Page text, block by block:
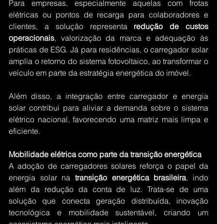
Para empresas, especialmente aquelas com frotas
elétricas ou pontos de recarga para colaboradores e
clientes, a solução representa redução de custos
operacionais, valorização da marca e adequação às
práticas de ESG. Já para residências, o carregador solar
amplia o retorno do sistema fotovoltaico, ao transformar o
veículo em parte da estratégia energética do imóvel.
Além disso, a integração entre carregador e energia
solar contribui para aliviar a demanda sobre o sistema
elétrico nacional, favorecendo uma matriz mais limpa e
eficiente.
Mobilidade elétrica como parte da transição energética
A adoção de carregadores solares reforça o papel da
energia solar na transição energética brasileira, indo
além da redução da conta de luz. Trata-se de uma
solução que conecta geração distribuída, inovação
tecnológica e mobilidade sustentável, criando um